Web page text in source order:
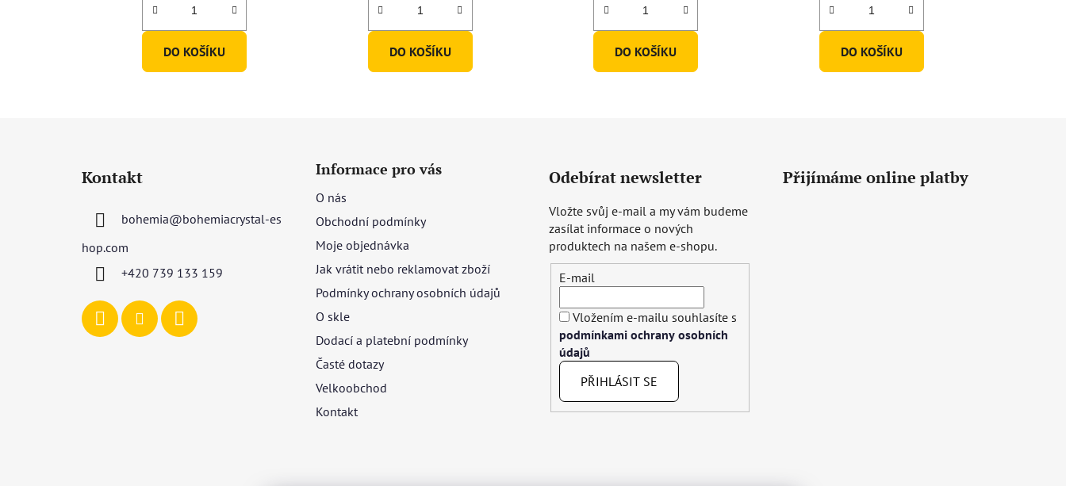
DO KOŠÍKU DO KOŠÍKU DO KOŠÍKU DO KOŠÍKU
Kontakt
bohemia@bohemiacrystal-es
hop.com
+420 739 133 159
Informace pro vás
O nás
Obchodní podmínky
Moje objednávka
Jak vrátit nebo reklamovat zboží
Podmínky ochrany osobních údajů
O skle
Dodací a platební podmínky
Časté dotazy
Velkoobchod
Kontakt
Odebírat newsletter
Vložte svůj e-mail a my vám budeme
zasílat informace o nových
produktech na našem e-shopu.
E-mail
Vložením e-mailu souhlasíte s
podmínkami ochrany osobních
údajů
PŘIHLÁSIT SE
Přijímáme online platby